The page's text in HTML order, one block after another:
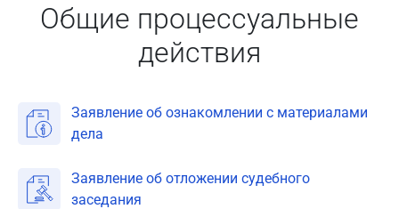
Общие процессуальные
действия
Заявление об ознакомлении с материалами
дела
Заявление об отложении судебного
заседания